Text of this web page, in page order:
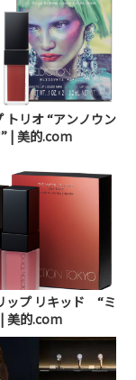
トリオ “アンノウン
| 美的.com
ップ リキッド “ミ
美的.com